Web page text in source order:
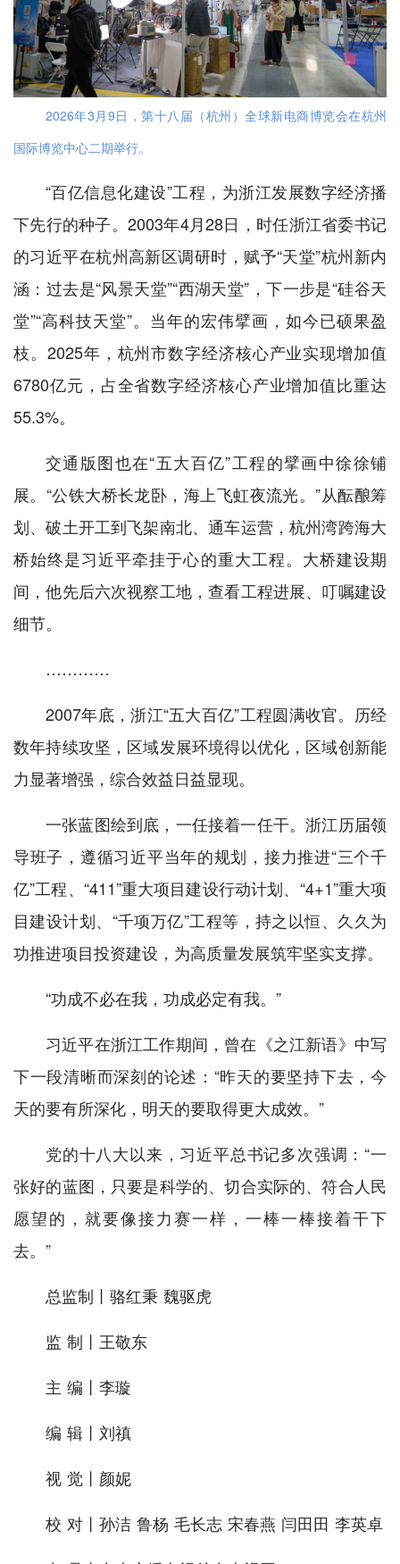
2026年3月9日，第十八届（杭州）全球新电商博览会在杭州
国际博览中心二期举行。
“百亿信息化建设”工程，为浙江发展数字经济播
下先行的种子。2003年4月28日，时任浙江省委书记
的习近平在杭州高新区调研时，赋予“天堂”杭州新内
涵：过去是“风景天堂”“西湖天堂”，下一步是“硅谷天
堂”“高科技天堂”。当年的宏伟擘画，如今已硕果盈
枝。2025年，杭州市数字经济核心产业实现增加值
6780亿元，占全省数字经济核心产业增加值比重达
55.3%。
交通版图也在“五大百亿”工程的擘画中徐徐铺
展。“公铁大桥长龙卧，海上飞虹夜流光。”从酝酿筹
划、破土开工到飞架南北、通车运营，杭州湾跨海大
桥始终是习近平牵挂于心的重大工程。大桥建设期
间，他先后六次视察工地，查看工程进展、叮嘱建设
细节。
…………
2007年底，浙江“五大百亿”工程圆满收官。历经
数年持续攻坚，区域发展环境得以优化，区域创新能
力显著增强，综合效益日益显现。
一张蓝图绘到底，一任接着一任干。浙江历届领
导班子，遵循习近平当年的规划，接力推进“三个千
亿”工程、“411”重大项目建设行动计划、“4+1”重大项
目建设计划、“千项万亿”工程等，持之以恒、久久为
功推进项目投资建设，为高质量发展筑牢坚实支撑。
“功成不必在我，功成必定有我。”
习近平在浙江工作期间，曾在《之江新语》中写
下一段清晰而深刻的论述：“昨天的要坚持下去，今
天的要有所深化，明天的要取得更大成效。”
党的十八大以来，习近平总书记多次强调：“一
张好的蓝图，只要是科学的、切合实际的、符合人民
愿望的，就要像接力赛一样，一棒一棒接着干下
去。”
总监制丨骆红秉 魏驱虎
监 制丨王敬东
主 编丨李璇
编 辑丨刘禛
视 觉丨颜妮
校 对丨孙洁 鲁杨 毛长志 宋春燕 闫田田 李英卓